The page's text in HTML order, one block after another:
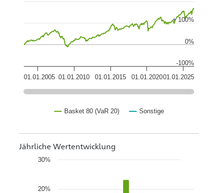
Basket 80 (VaR 20) Sonstige
01.01.2005 01.01.2010 01.01.2015 01.01.202001.01.2025
0%
+ 100%
-100%
Jährliche Wertentwicklung
20%
30%